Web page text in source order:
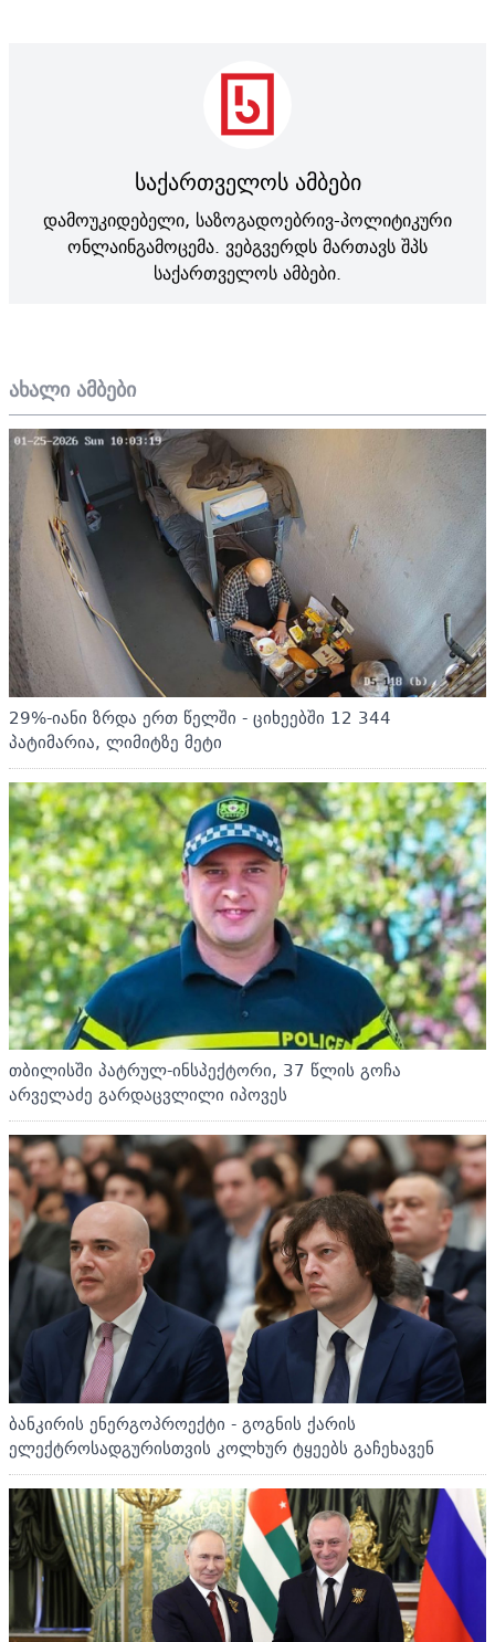
ახალი ამბები
29%-იანი ზრდა ერთ წელში - ციხეებში 12 344
პატიმარია, ლიმიტზე მეტი
თბილისში პატრულ-ინსპექტორი, 37 წლის გოჩა
არველაძე გარდაცვლილი იპოვეს
ბანკირის ენერგოპროექტი - გოგნის ქარის
ელექტროსადგურისთვის კოლხურ ტყეებს გაჩეხავენ
საქართველოს ამბები
დამოუკიდებელი, საზოგადოებრივ-პოლიტიკური
ონლაინგამოცემა. ვებგვერდს მართავს შპს
საქართველოს ამბები.